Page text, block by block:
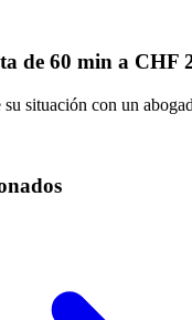
de 60 min a CHF
situación con un